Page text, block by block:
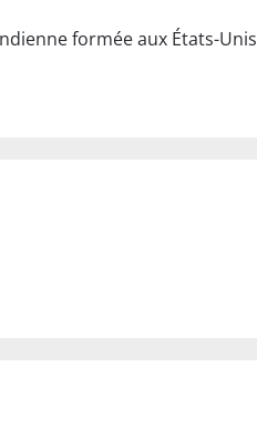
formée aux États-Unis